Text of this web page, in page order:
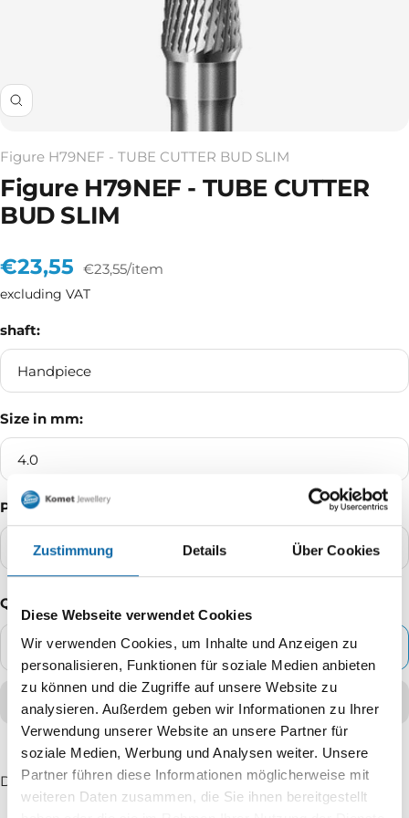
Zustimmung Details Über Cookies
Diese Webseite verwendet Cookies
Wir verwenden Cookies, um Inhalte und Anzeigen zu
personalisieren, Funktionen für soziale Medien anbieten
zu können und die Zugriffe auf unsere Website zu
analysieren. Außerdem geben wir Informationen zu Ihrer
Verwendung unserer Website an unsere Partner für
soziale Medien, Werbung und Analysen weiter. Unsere
Partner führen diese Informationen möglicherweise mit
weiteren Daten zusammen, die Sie ihnen bereitgestellt
Zoom
Figure H79NEF - TUBE CUTTER BUD SLIM
Figure H79NEF - TUBE CUTTER
BUD SLIM
Sale
price
€23,55 €23,55/item
excluding VAT
shaft:
Handpiece
Size in mm:
4.0
Packaging Unit:
5% blister
Quantity
Decrease
quantity
Increase
quantity
ADD TO CART
Delivery time: 2 - 5 working days